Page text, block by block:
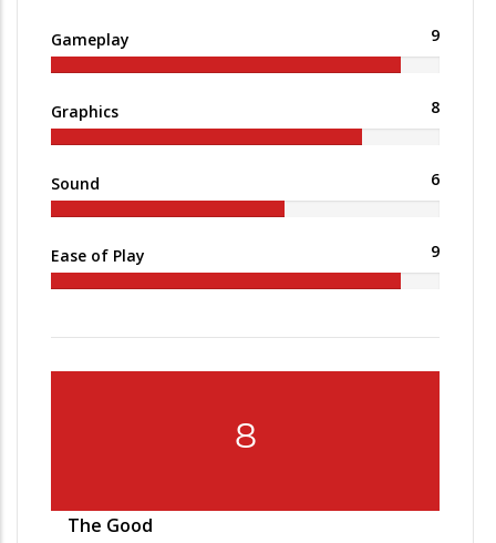
Gameplay 9
Graphics 8
Sound 6
Ease of Play 9
8
The Good